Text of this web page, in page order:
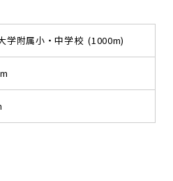
学附属小・中学校 (1000m)